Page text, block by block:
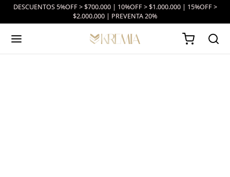
DESCUENTOS 5%OFF > $700.000 | 10%OFF > $1.000.000 | 15%OFF >
$2.000.000 | PREVENTA 20%